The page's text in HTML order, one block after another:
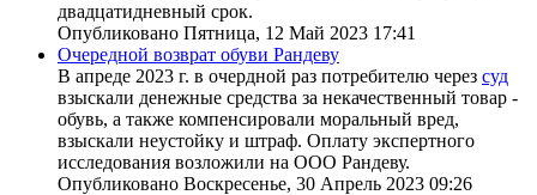
двадцатидневный срок.
Опубликовано Пятница, 12 Май 2023 17:41
Очередной возврат обуви Рандеву
В апреде 2023 г. в очердной раз потребителю через суд
взыскали денежные средства за некачественный товар -
обувь, а также компенсировали моральный вред,
взыскали неустойку и штраф. Оплату экспертного
исследования возложили на ООО Рандеву.
Опубликовано Воскресенье, 30 Апрель 2023 09:26